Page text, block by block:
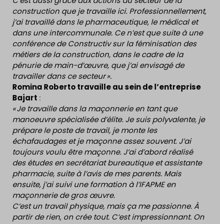
construction que je travaille ici. Professionnellement,
j’ai travaillé dans le pharmaceutique, le médical et
dans une intercommunale. Ce n’est que suite à une
conférence de Constructiv sur la féminisation des
métiers de la construction, dans le cadre de la
pénurie de main-d’œuvre, que j’ai envisagé de
travailler dans ce secteur ».
Romina Roberto travaille au sein de l’entreprise
Bajart :
« Je travaille dans la maçonnerie en tant que
manoeuvre spécialisée d’élite. Je suis polyvalente, je
prépare le poste de travail, je monte les
échafaudages et je maçonne assez souvent. J’ai
toujours voulu être maçonne. J’ai d’abord réalisé
des études en secrétariat bureautique et assistante
pharmacie, suite à l’avis de mes parents. Mais
ensuite, j’ai suivi une formation à l’IFAPME en
maçonnerie de gros œuvre.
C’est un travail physique, mais ça me passionne. À
partir de rien, on crée tout. C’est impressionnant. On